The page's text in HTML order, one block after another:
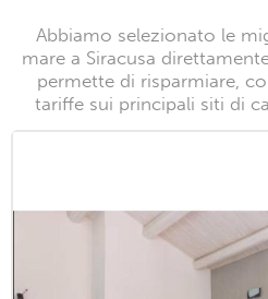
Abbiamo selezionato le
mare a Siracusa
permette di risparmiare,
tariffe sui principali siti di